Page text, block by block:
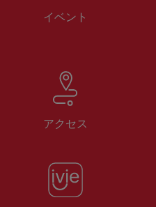
イベント
アクセス